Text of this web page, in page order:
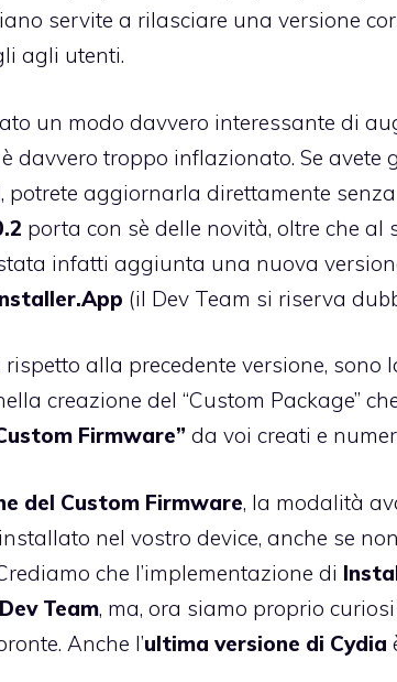
servite a rilasciare una versione
agli utenti.
un modo davvero interessante di
è davvero troppo inflazionato. Se avete
, potrete aggiornarla direttamente
porta con sè delle novità, oltre che
stata infatti aggiunta una nuova
(il Dev Team si riserva
alla precedente versione, sono
creazione del “Custom Package”
Firmware” da voi creati e
del Custom Firmware, la modalità
nel vostro device, anche se
che l’implementazione di
Dev Team, ma, ora siamo proprio
Anche l’ultima versione di Cydia